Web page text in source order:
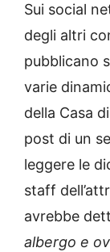
Sui social
degli altri
pubblicano
varie
della Casa
post di un
leggere le
staff
avrebbe
albergo e